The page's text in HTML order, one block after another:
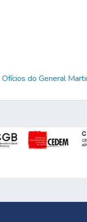
do General